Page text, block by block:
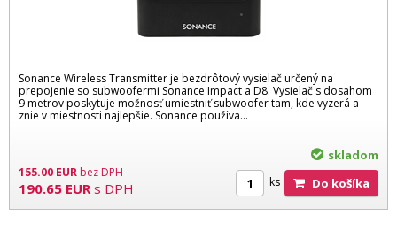
Sonance Wireless Transmitter je bezdrôtový vysielač určený na
prepojenie so subwoofermi Sonance Impact a D8. Vysielač s dosahom
9 metrov poskytuje možnosť umiestniť subwoofer tam, kde vyzerá a
znie v miestnosti najlepšie. Sonance používa...
155.00 EURbez DPH
190.65 EUR s DPH
skladom
ks Do košíka